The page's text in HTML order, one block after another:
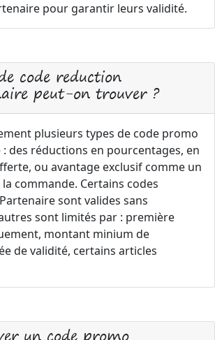
pour garantir leurs validité.
code reduction
peut-on trouver ?
plusieurs types de code promo
des réductions en pourcentages, en
ou avantage exclusif comme un
commande. Certains codes
sont valides sans
sont limités par : première
montant minium de
de validité, certains articles